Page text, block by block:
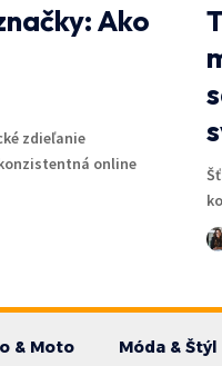
Ako
zdieľanie
online
& Moto Móda & Štýl